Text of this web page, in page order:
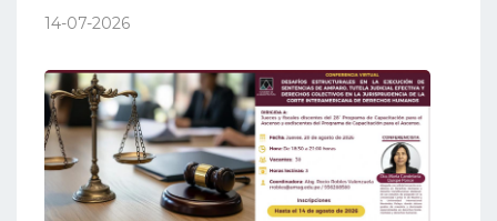
14-07-2026